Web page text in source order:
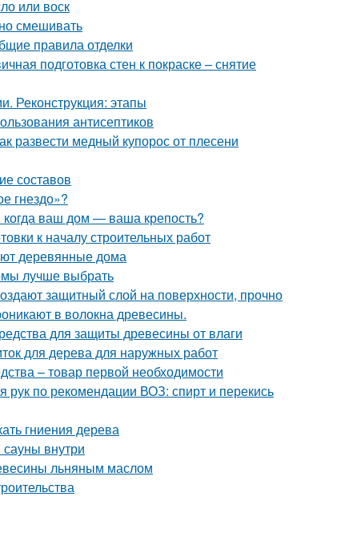
или воск
смешивать
правила отделки
подготовка стен к покраске – снятие
Реконструкция: этапы
антисептиков
развести медный купорос от плесени
составов
гнездо»?
ваш дом — ваша крепость?
к началу строительных работ
деревянные дома
лучше выбрать
защитный слой на поверхности, прочно
в волокна древесины.
для защиты древесины от влаги
для дерева для наружных работ
– товар первой необходимости
рук по рекомендации ВОЗ: спирт и перекись
гниения дерева
внутри
льняным маслом